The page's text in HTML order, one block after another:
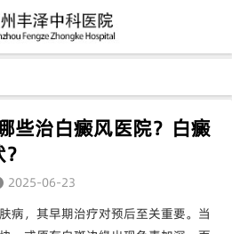
些治白癜风医院？白癜
2025-06-23
病，其早期治疗对预后至关重要。当